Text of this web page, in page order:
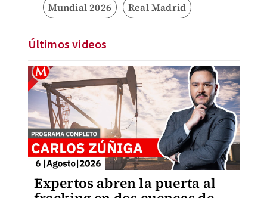
Mundial 2026 Real Madrid
Últimos videos
Expertos abren la puerta al